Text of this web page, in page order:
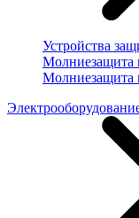
Устройства
Молниезащита
Молниезащита